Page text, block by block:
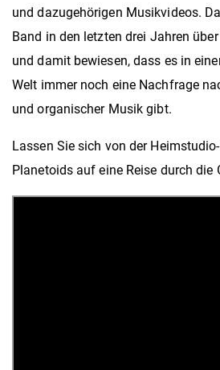
und dazugehörigen Musikvideos.
Band in den letzten drei Jahren
und damit bewiesen, dass es in
Welt immer noch eine Nachfrage
und organischer Musik gibt.
Lassen Sie sich von der
Planetoids auf eine Reise durch die